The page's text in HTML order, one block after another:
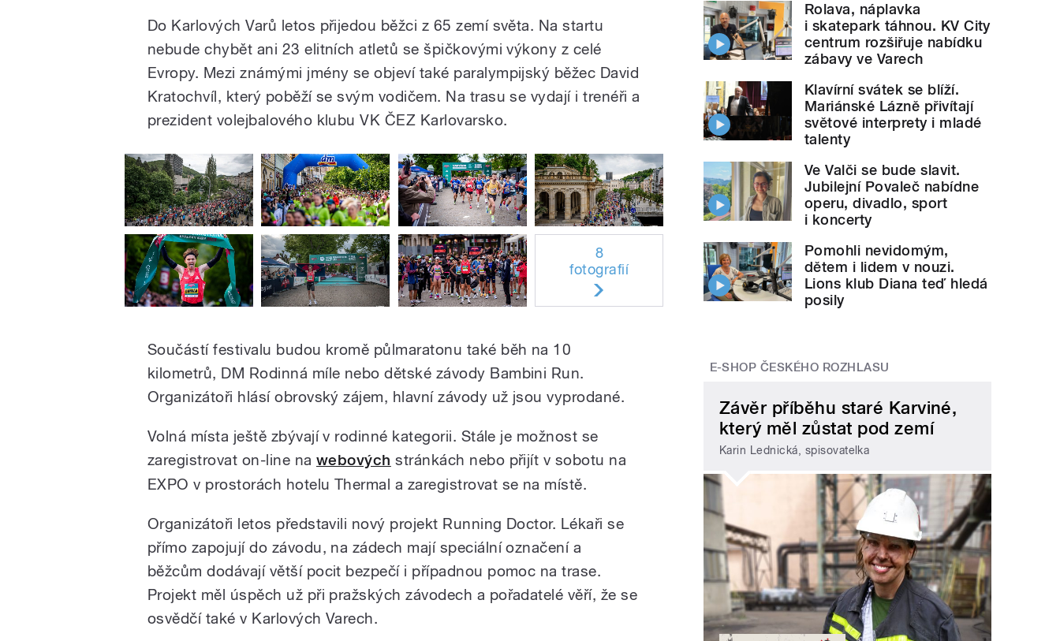
Do Karlových Varů letos přijedou běžci z 65 zemí světa. Na startu
nebude chybět ani 23 elitních atletů se špičkovými výkony z celé
Evropy. Mezi známými jmény se objeví také paralympijský běžec David
Kratochvíl, který poběží se svým vodičem. Na trasu se vydají i trenéři a
prezident volejbalového klubu VK ČEZ Karlovarsko.
8
fotografií
Součástí festivalu budou kromě půlmaratonu také běh na 10
kilometrů, DM Rodinná míle nebo dětské závody Bambini Run.
Organizátoři hlásí obrovský zájem, hlavní závody už jsou vyprodané.
Volná místa ještě zbývají v rodinné kategorii. Stále je možnost se
zaregistrovat on-line na webových stránkách nebo přijít v sobotu na
EXPO v prostorách hotelu Thermal a zaregistrovat se na místě.
Organizátoři letos představili nový projekt Running Doctor. Lékaři se
přímo zapojují do závodu, na zádech mají speciální označení a
běžcům dodávají větší pocit bezpečí i případnou pomoc na trase.
Projekt měl úspěch už při pražských závodech a pořadatelé věří, že se
osvědčí také v Karlových Varech.
Rolava, náplavka
i skatepark táhnou. KV City
centrum rozšiřuje nabídku
zábavy ve Varech
Klavírní svátek se blíží.
Mariánské Lázně přivítají
světové interprety i mladé
talenty
Ve Valči se bude slavit.
Jubilejní Povaleč nabídne
operu, divadlo, sport
i koncerty
Pomohli nevidomým,
dětem i lidem v nouzi.
Lions klub Diana teď hledá
posily
E-SHOP ČESKÉHO ROZHLASU
Závěr příběhu staré Karviné,
který měl zůstat pod zemí
Karin Lednická, spisovatelka